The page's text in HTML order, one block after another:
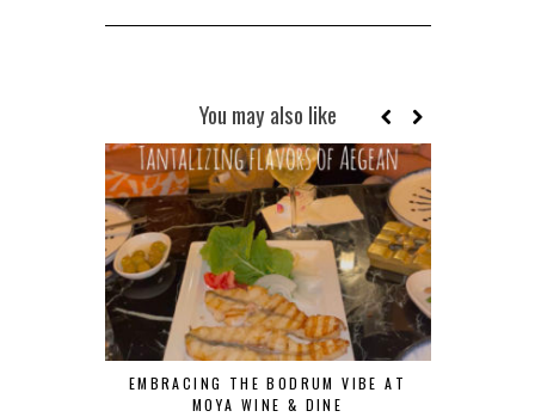
You may also like
EMBRACING THE BODRUM VIBE AT
MOYA WINE & DINE